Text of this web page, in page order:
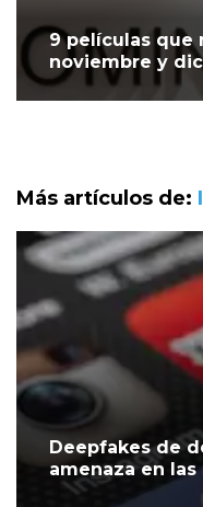
9 películas que
noviembre y
Más artículos de:
Deepfakes de
amenaza en